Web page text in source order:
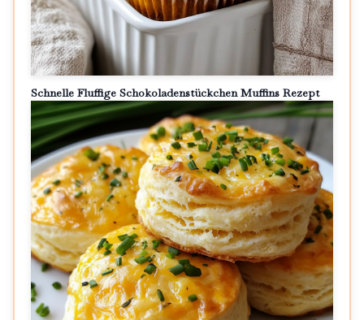
Schnelle Fluffige Schokoladenstückchen Muffins Rezept